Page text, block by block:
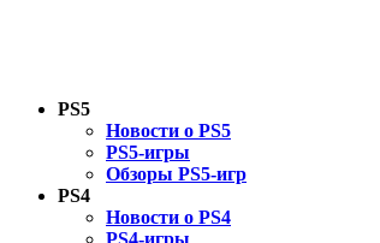
PS5
Новости о PS5
PS5-игры
Обзоры PS5-игр
PS4
Новости о PS4